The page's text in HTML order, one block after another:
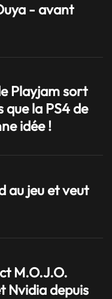
- avant
Playjam sort
que la PS4 de
idée !
au jeu et veut
M.O.J.O.
Nvidia depuis